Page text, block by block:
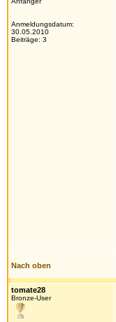
Anmeldungsdatum:
30.05.2010
Beiträge: 3
Nach oben
tomate28
Bronze-User